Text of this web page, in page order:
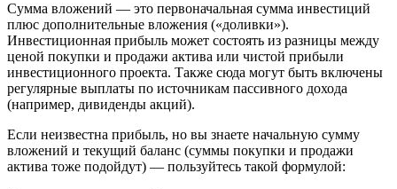
Сумма вложений — это первоначальная сумма инвестиций
плюс дополнительные вложения («доливки»).
Инвестиционная прибыль может состоять из разницы между
ценой покупки и продажи актива или чистой прибыли
инвестиционного проекта. Также сюда могут быть включены
регулярные выплаты по источникам пассивного дохода
(например, дивиденды акций).
Если неизвестна прибыль, но вы знаете начальную сумму
вложений и текущий баланс (суммы покупки и продажи
актива тоже подойдут) — пользуйтесь такой формулой: